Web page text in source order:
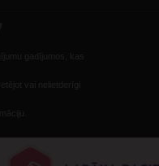
gadījumos, kas